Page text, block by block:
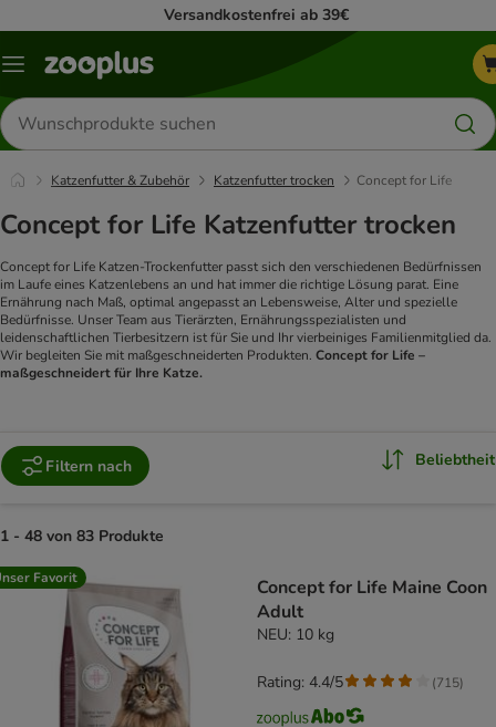
Versandkostenfrei ab 39€
Menü
Produkte
suchen
Katzenfutter & Zubehör Katzenfutter trocken Concept for Life
Concept for Life Katzenfutter trocken
Concept for Life Katzen-Trockenfutter passt sich den verschiedenen Bedürfnissen
im Laufe eines Katzenlebens an und hat immer die richtige Lösung parat. Eine
Ernährung nach Maß, optimal angepasst an Lebensweise, Alter und spezielle
Bedürfnisse. Unser Team aus Tierärzten, Ernährungsspezialisten und
leidenschaftlichen Tierbesitzern ist für Sie und Ihr vierbeiniges Familienmitglied da.
Wir begleiten Sie mit maßgeschneiderten Produkten. Concept for Life –
maßgeschneidert für Ihre Katze.
Filtern nach Beliebtheit
1 - 48 von 83 Produkte
product items have been changed
Favorit
Concept for Life Maine Coon
Adult
NEU: 10 kg
Rating: 4.4/5 (715)